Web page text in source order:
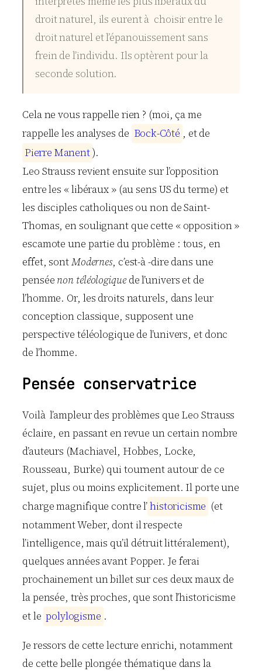
droit naturel, ils eurent à choisir entre le
droit naturel et l’épanouissement sans
frein de l’individu. Ils optèrent pour la
seconde solution.
Cela ne vous rappelle rien ? (moi, ça me
rappelle les analyses de Bock-Côté , et de
Pierre Manent).
Leo Strauss revient ensuite sur l’opposition
entre les « libéraux » (au sens US du terme) et
les disciples catholiques ou non de Saint-
Thomas, en soulignant que cette « opposition »
escamote une partie du problème : tous, en
effet, sontModernes, c’est-à -dire dans une
pensée non téléologiquede l’univers et de
l’homme. Or, les droits naturels, dans leur
conception classique, supposent une
perspective téléologique de l’univers, et donc
de l’homme.
Pensée conservatrice
Voilà l’ampleur des problèmes que Leo Strauss
éclaire, en passant en revue un certain nombre
d’auteurs (Machiavel, Hobbes, Locke,
Rousseau, Burke) qui tournent autour de ce
sujet, plus ou moins explicitement. Il porte une
charge magnifique contre l’historicisme (et
notamment Weber, dont il respecte
l’intelligence, mais qu’il détruit littéralement),
quelques années avant Popper. Je ferai
prochainement un billet sur ces deux maux de
la pensée, très proches, que sont l’historicisme
et le polylogisme .
Je ressors de cette lecture enrichi, notamment
de cette belle plongée thématique dans la